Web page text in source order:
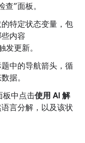
”面板。
的特定状态变量，包
内容
发更新。
题中的导航箭头，循
据。
板中点击使用 AI 解
言分解，以及该状